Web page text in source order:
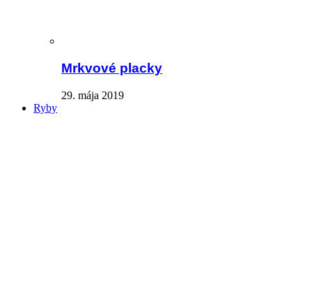
Mrkvové placky
29. mája 2019
Ryby